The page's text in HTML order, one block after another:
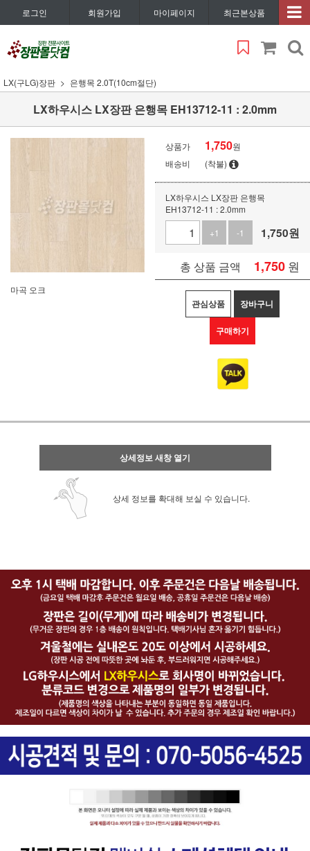
로그인 회원가입 마이페이지 최근본상품
LX(구LG)장판 은행목 2.0T(10cm절단)
LX하우시스 LX장판 은행목 EH13712-11 : 2.0mm
마곡 오크
상품가 1,750원
배송비
(착불)
LX하우시스 LX장판 은행목
EH13712-11 : 2.0mm
+1
-1 1,750원
총 상품 금액 1,750 원
관심상품 장바구니
구매하기
상세정보 새창 열기
상세 정보를 확대해 보실 수 있습니다.